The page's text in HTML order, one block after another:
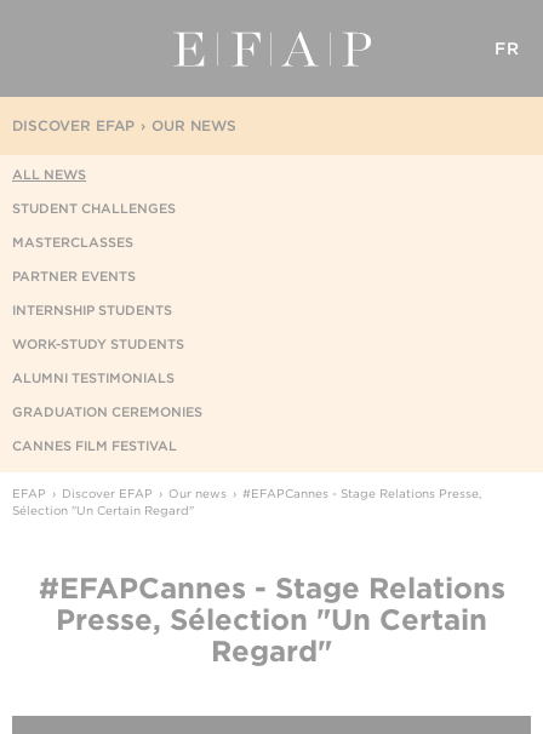
FR
OUR NEWS
DISCOVER EFAP
ALL NEWS
STUDENT CHALLENGES
MASTERCLASSES
PARTNER EVENTS
INTERNSHIP STUDENTS
WORK-STUDY STUDENTS
ALUMNI TESTIMONIALS
GRADUATION CEREMONIES
CANNES FILM FESTIVAL
EFAP Discover EFAP Our news
#EFAPCannes - Stage Relations Presse,
Sélection "Un Certain Regard"
#EFAPCannes - Stage Relations
Presse, Sélection "Un Certain
Regard"